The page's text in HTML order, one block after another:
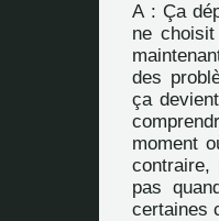
A : Ça
ne
des
ça
moment
contraire,
pas
certaines